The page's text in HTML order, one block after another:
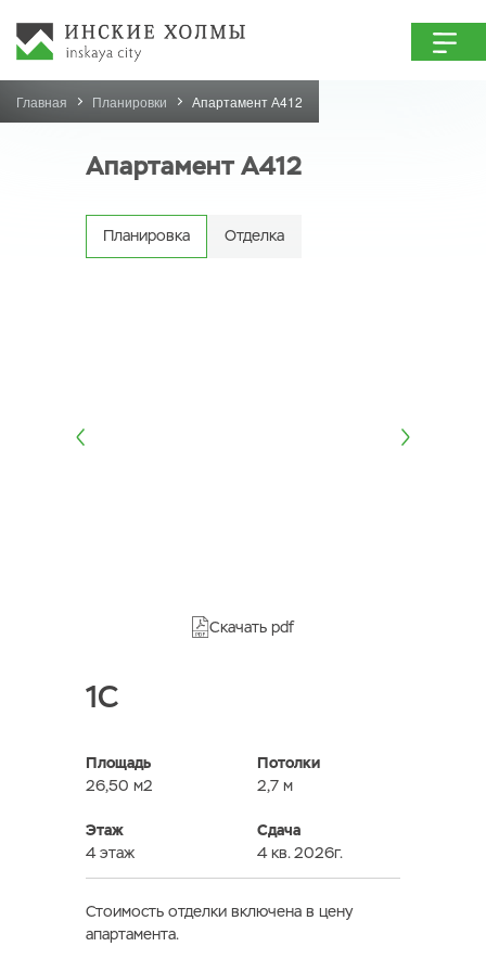
Главная Планировки Апартамент А412
Апартамент А412
Планировка Отделка
Скачать pdf
1C
Площадь
26,50 м2
Потолки
2,7 м
Этаж
4 этаж
Сдача
4 кв. 2026г.
Стоимость отделки включена в цену
апартамента.